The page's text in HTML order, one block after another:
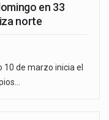
en 33
norte
de marzo inicia el